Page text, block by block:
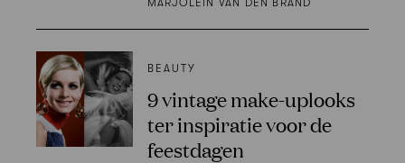
BEAUTY
9 vintage make-uplooks
ter inspiratie voor de
feestdagen